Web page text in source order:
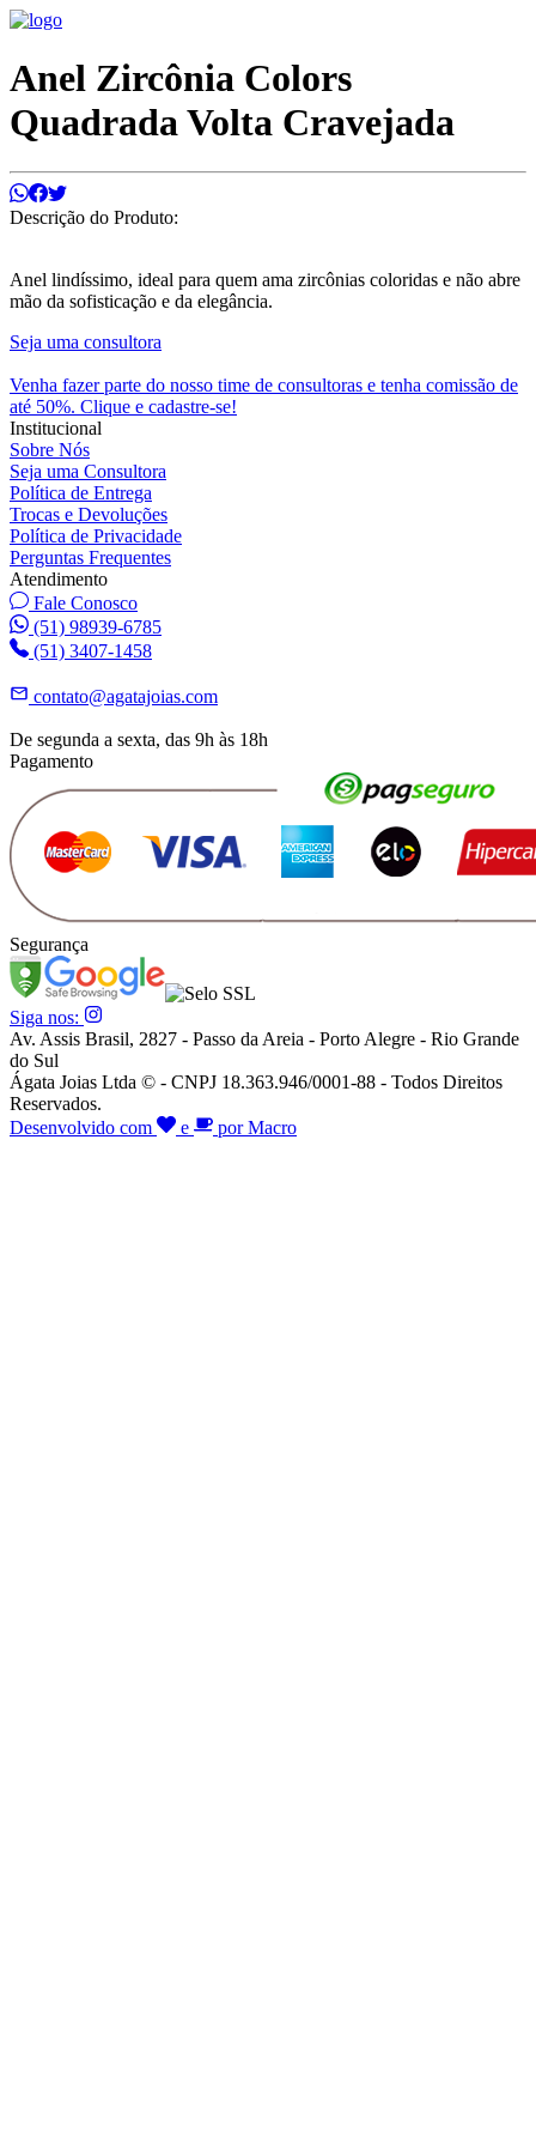
Anel Zircônia Colors
Quadrada Volta Cravejada
Descrição do Produto:
Anel lindíssimo, ideal para quem ama zircônias coloridas e não abre
mão da sofisticação e da elegância.
Seja uma consultora
Venha fazer parte do nosso time de consultoras e tenha comissão de
até 50%. Clique e cadastre-se!
Institucional
Sobre Nós
Seja uma Consultora
Política de Entrega
Trocas e Devoluções
Política de Privacidade
Perguntas Frequentes
Atendimento
Fale Conosco
(51) 98939-6785
(51) 3407-1458
contato@agatajoias.com
De segunda a sexta, das 9h às 18h
Pagamento
Segurança
Siga nos:
Av. Assis Brasil, 2827 - Passo da Areia - Porto Alegre - Rio Grande
do Sul
Ágata Joias Ltda © - CNPJ 18.363.946/0001-88 - Todos Direitos
Reservados.
Desenvolvido com
e por Macro